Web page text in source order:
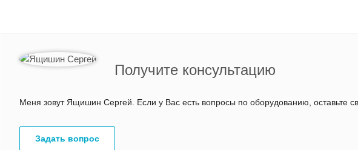
Получите консультацию
Меня зовут Ящишин Сергей. Если у Вас есть вопросы по оборудованию, оставьте
Задать вопрос